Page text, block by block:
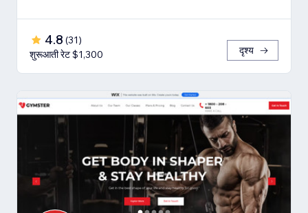
4.8 (31)
शुरूआती रेट $1,300
दृश्य